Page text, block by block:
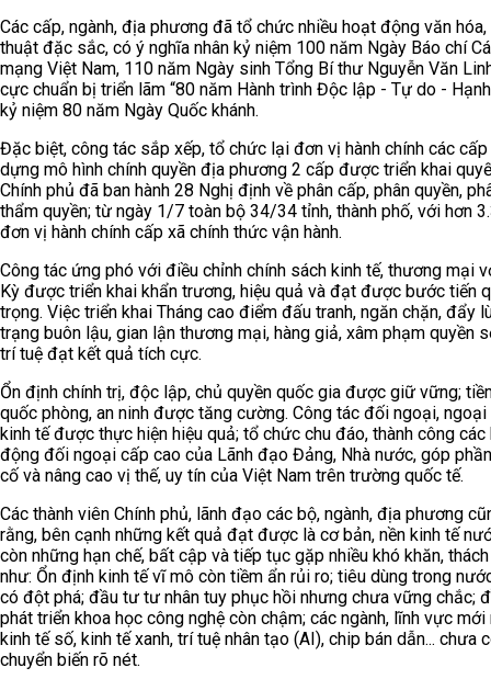
Các cấp, ngành, địa phương đã tổ chức nhiều hoạt động văn hóa,
thuật đặc sắc, có ý nghĩa nhân kỷ niệm 100 năm Ngày Báo chí
mạng Việt Nam, 110 năm Ngày sinh Tổng Bí thư Nguyễn Văn
cực chuẩn bị triển lãm “80 năm Hành trình Độc lập - Tự do - Hạnh
kỷ niệm 80 năm Ngày Quốc khánh.
Đặc biệt, công tác sắp xếp, tổ chức lại đơn vị hành chính các cấp
dựng mô hình chính quyền địa phương 2 cấp được triển khai
Chính phủ đã ban hành 28 Nghị định về phân cấp, phân quyền,
thẩm quyền; từ ngày 1/7 toàn bộ 34/34 tỉnh, thành phố, với hơn
đơn vị hành chính cấp xã chính thức vận hành.
Công tác ứng phó với điều chỉnh chính sách kinh tế, thương mại
Kỳ được triển khai khẩn trương, hiệu quả và đạt được bước tiến
trọng. Việc triển khai Tháng cao điểm đấu tranh, ngăn chặn, đẩy
trạng buôn lậu, gian lận thương mại, hàng giả, xâm phạm quyền
trí tuệ đạt kết quả tích cực.
Ổn định chính trị, độc lập, chủ quyền quốc gia được giữ vững;
quốc phòng, an ninh được tăng cường. Công tác đối ngoại, ngoại
kinh tế được thực hiện hiệu quả; tổ chức chu đáo, thành công các
động đối ngoại cấp cao của Lãnh đạo Đảng, Nhà nước, góp
cố và nâng cao vị thế, uy tín của Việt Nam trên trường quốc tế.
Các thành viên Chính phủ, lãnh đạo các bộ, ngành, địa phương
rằng, bên cạnh những kết quả đạt được là cơ bản, nền kinh tế
còn những hạn chế, bất cập và tiếp tục gặp nhiều khó khăn,
như: Ổn định kinh tế vĩ mô còn tiềm ẩn rủi ro; tiêu dùng trong
có đột phá; đầu tư tư nhân tuy phục hồi nhưng chưa vững chắc;
phát triển khoa học công nghệ còn chậm; các ngành, lĩnh vực mới
kinh tế số, kinh tế xanh, trí tuệ nhân tạo (AI), chip bán dẫn... chưa
chuyển biến rõ nét.